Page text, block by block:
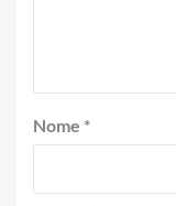
Nome *